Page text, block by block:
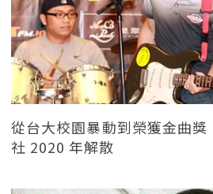
從台大校園暴動到榮獲金曲
社 2020 年解散